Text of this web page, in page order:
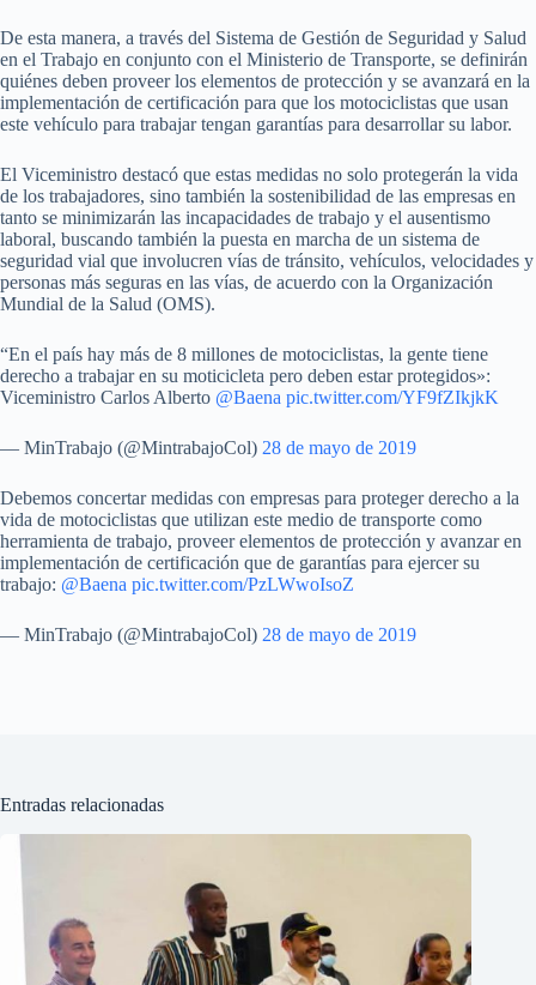
De esta manera, a través del Sistema de Gestión de Seguridad y Salud
en el Trabajo en conjunto con el Ministerio de Transporte, se definirán
quiénes deben proveer los elementos de protección y se avanzará en la
implementación de certificación para que los motociclistas que usan
este vehículo para trabajar tengan garantías para desarrollar su labor.
El Viceministro destacó que estas medidas no solo protegerán la vida
de los trabajadores, sino también la sostenibilidad de las empresas en
tanto se minimizarán las incapacidades de trabajo y el ausentismo
laboral, buscando también la puesta en marcha de un sistema de
seguridad vial que involucren vías de tránsito, vehículos, velocidades y
personas más seguras en las vías, de acuerdo con la Organización
Mundial de la Salud (OMS).
“En el país hay más de 8 millones de motociclistas, la gente tiene
derecho a trabajar en su moticicleta pero deben estar protegidos»:
Viceministro Carlos Alberto @Baena pic.twitter.com/YF9fZIkjkK
— MinTrabajo (@MintrabajoCol) 28 de mayo de 2019
Debemos concertar medidas con empresas para proteger derecho a la
vida de motociclistas que utilizan este medio de transporte como
herramienta de trabajo, proveer elementos de protección y avanzar en
implementación de certificación que de garantías para ejercer su
trabajo: @Baena pic.twitter.com/PzLWwoIsoZ
— MinTrabajo (@MintrabajoCol) 28 de mayo de 2019
Entradas relacionadas